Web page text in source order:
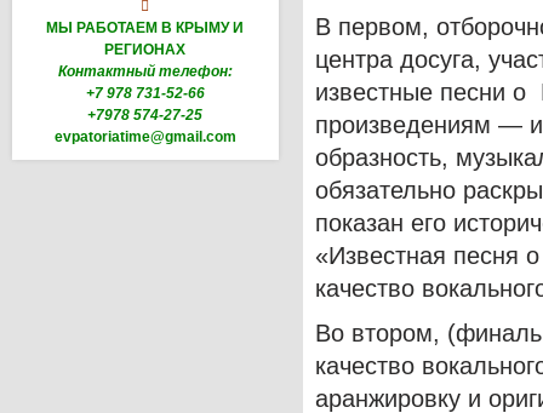

МЫ РАБОТАЕМ В КРЫМУ И
РЕГИОНАХ
Контактный телефон:
+7 978 731-52-66
+7978 574-27-25
evpatoriatime@gmail.com
В первом,
центра досуга,
известные песни о
произведениям —
образность,
обязательно
показан его
«Известная песня
качество
Во втором,
качество
аранжировку и